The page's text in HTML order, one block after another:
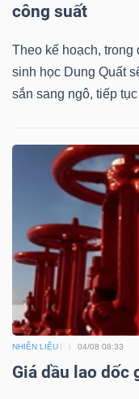
công suất
Theo kế hoạch, trong
sinh học Dung Quất
sắn sang ngô, tiếp
NHIÊN LIỆU 04/08 08:33
Giá dầu lao dốc